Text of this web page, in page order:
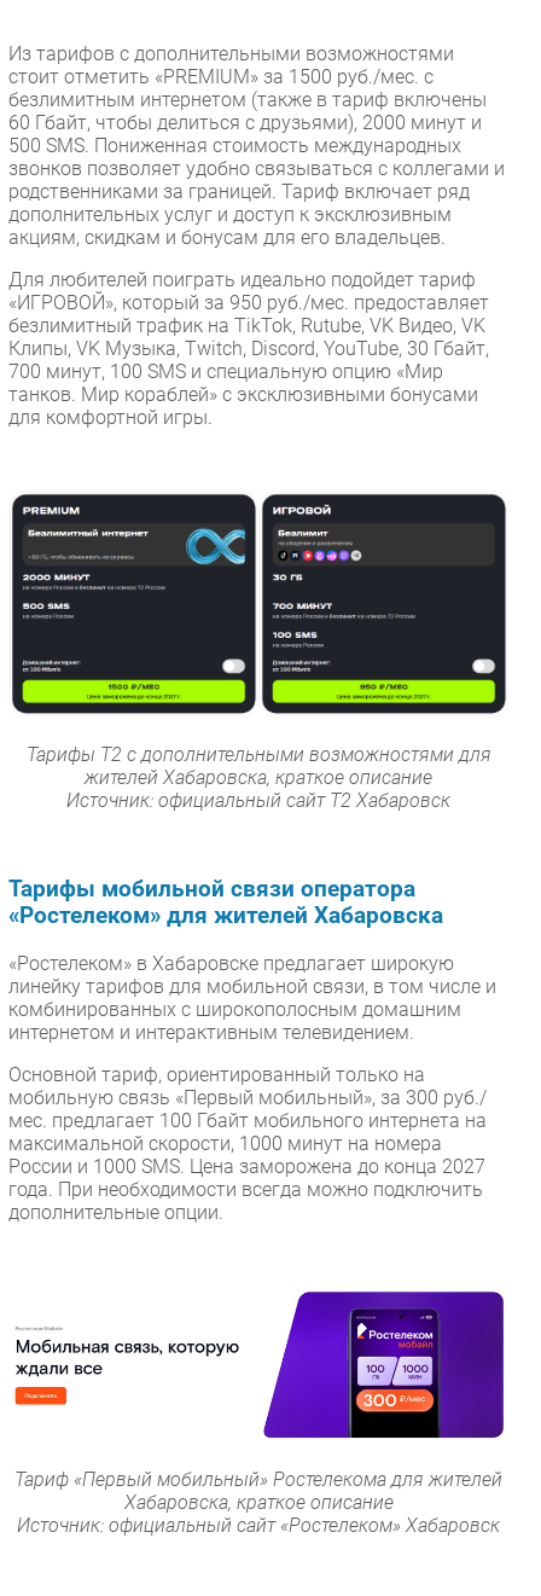
Из тарифов с дополнительными возможностями
стоит отметить «PREMIUM» за 1500 руб./мес. с
безлимитным интернетом (также в тариф включены
60 Гбайт, чтобы делиться с друзьями), 2000 минут и
500 SMS. Пониженная стоимость международных
звонков позволяет удобно связываться с коллегами и
родственниками за границей. Тариф включает ряд
дополнительных услуг и доступ к эксклюзивным
акциям, скидкам и бонусам для его владельцев.
Для любителей поиграть идеально подойдет тариф
«ИГРОВОЙ», который за 950 руб./мес. предоставляет
безлимитный трафик на TikTok, Rutube, VK Видео, VK
Клипы, VK Музыка, Twitch, Discord, YouTube, 30 Гбайт,
700 минут, 100 SMS и специальную опцию «Мир
танков. Мир кораблей» с эксклюзивными бонусами
для комфортной игры.
Тарифы Т2 с дополнительными возможностями для
жителей Хабаровска, краткое описание
Источник: официальный сайт Т2 Хабаровск
Тарифы мобильной связи оператора
«Ростелеком» для жителей Хабаровска
«Ростелеком» в Хабаровске предлагает широкую
линейку тарифов для мобильной связи, в том числе и
комбинированных с широкополосным домашним
интернетом и интерактивным телевидением.
Основной тариф, ориентированный только на
мобильную связь «Первый мобильный», за 300 руб./
мес. предлагает 100 Гбайт мобильного интернета на
максимальной скорости, 1000 минут на номера
России и 1000 SMS. Цена заморожена до конца 2027
года. При необходимости всегда можно подключить
дополнительные опции.
Тариф «Первый мобильный» Ростелекома для жителей
Хабаровска, краткое описание
Источник: официальный сайт «Ростелеком» Хабаровск